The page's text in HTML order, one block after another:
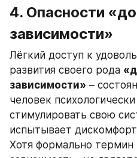
4. Опасности
зависимости»
Лёгкий доступ к
развития своего рода
зависимости» –
человек
стимулировать свою
испытывает
Хотя формально термин